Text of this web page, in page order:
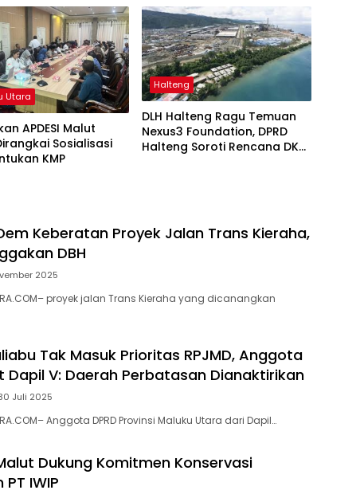
Utara
APDESI Malut
Sosialisasi
KMP
Halteng
DLH Halteng Ragu Temuan
Nexus3 Foundation, DPRD
Halteng Soroti Rencana DKP
Keberatan Proyek Jalan Trans Kieraha,
DBH
2025
proyek jalan Trans Kieraha yang dicanangkan
Tak Masuk Prioritas RPJMD, Anggota
Dapil V: Daerah Perbatasan Dianaktirikan
Juli 2025
Anggota DPRD Provinsi Maluku Utara dari Dapil…
Dukung Komitmen Konservasi
IWIP